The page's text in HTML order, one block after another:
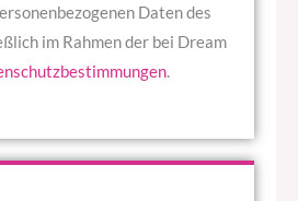
Daten des
im Rahmen der bei Dream
.